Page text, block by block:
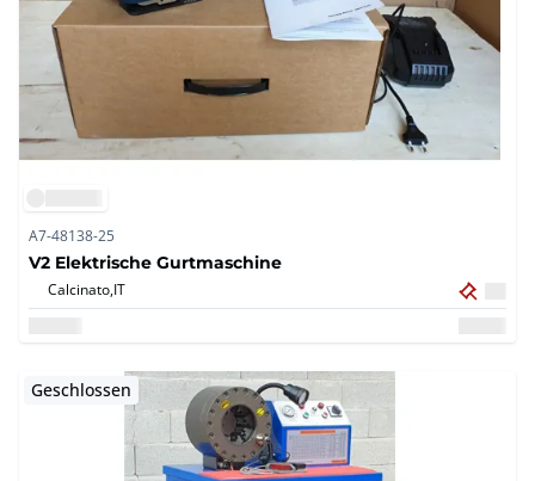
A7-48138-25
V2 Elektrische Gurtmaschine
Calcinato,IT
Geschlossen